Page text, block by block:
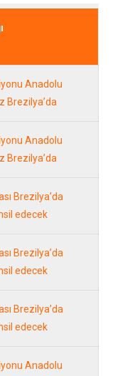
Anadolu
Brezilya’da
Anadolu
Brezilya’da
Brezilya’da
edecek
Brezilya’da
edecek
Brezilya’da
edecek
Anadolu